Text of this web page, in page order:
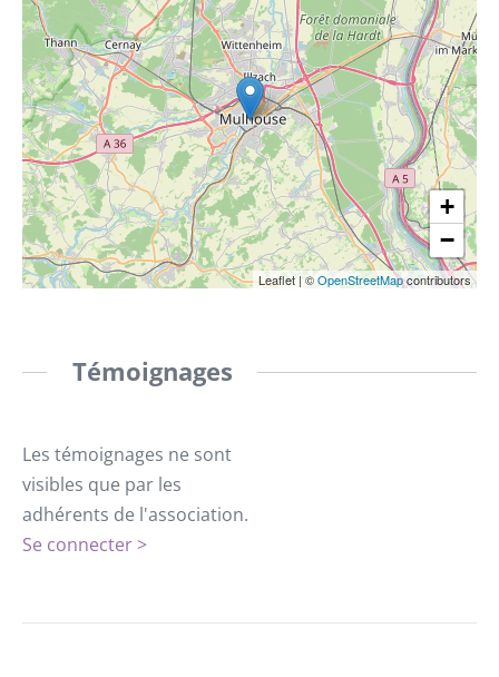
+
−
Leaflet | ©OpenStreetMapcontributors
Témoignages
Les témoignages ne sont
visibles que par les
adhérents de l'association.
Se connecter >